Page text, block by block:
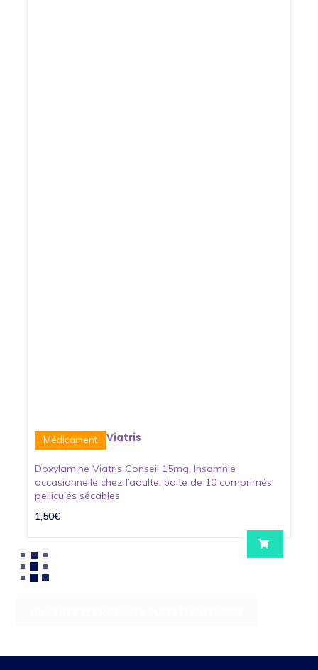
Médicament Viatris
Doxylamine Viatris Conseil 15mg, Insomnie
occasionnelle chez l’adulte, boite de 10 comprimés
pelliculés sécables
1,50€